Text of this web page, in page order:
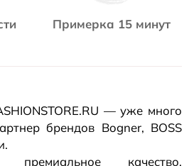
Примерка 15 минут
— уже много
брендов Bogner, BOSS
качество,